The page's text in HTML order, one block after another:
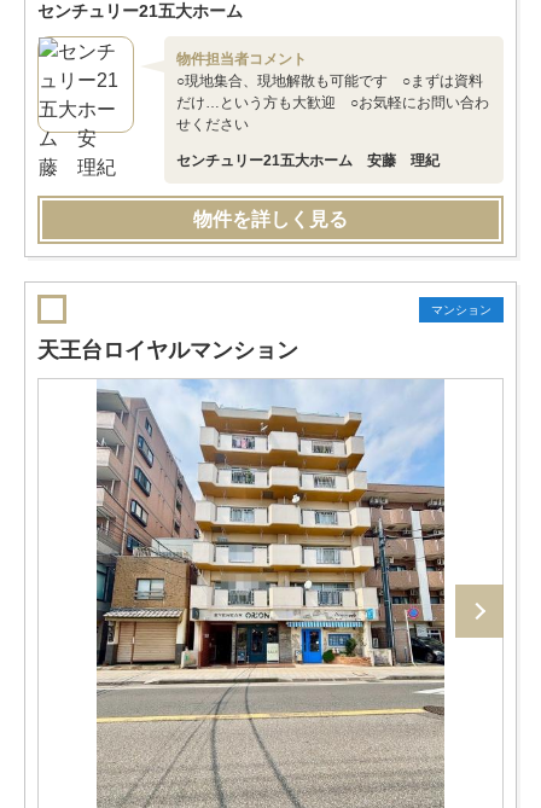
センチュリー21五大ホーム
物件担当者コメント
○現地集合、現地解散も可能です ○まずは資料
だけ…という方も大歓迎 ○お気軽にお問い合わ
せください
センチュリー21五大ホーム 安藤 理紀
物件を詳しく見る
マンション
天王台ロイヤルマンション